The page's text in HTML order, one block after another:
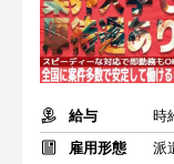
給与
時
雇用形態
派